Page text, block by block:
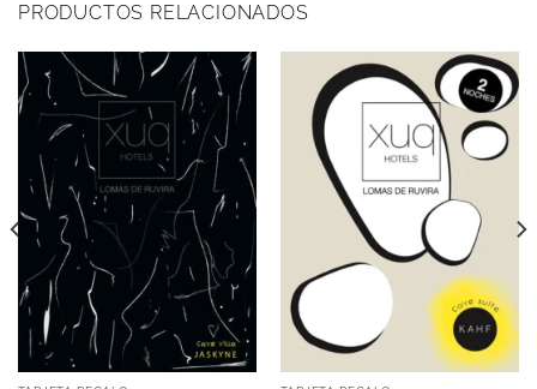
PRODUCTOS RELACIONADOS